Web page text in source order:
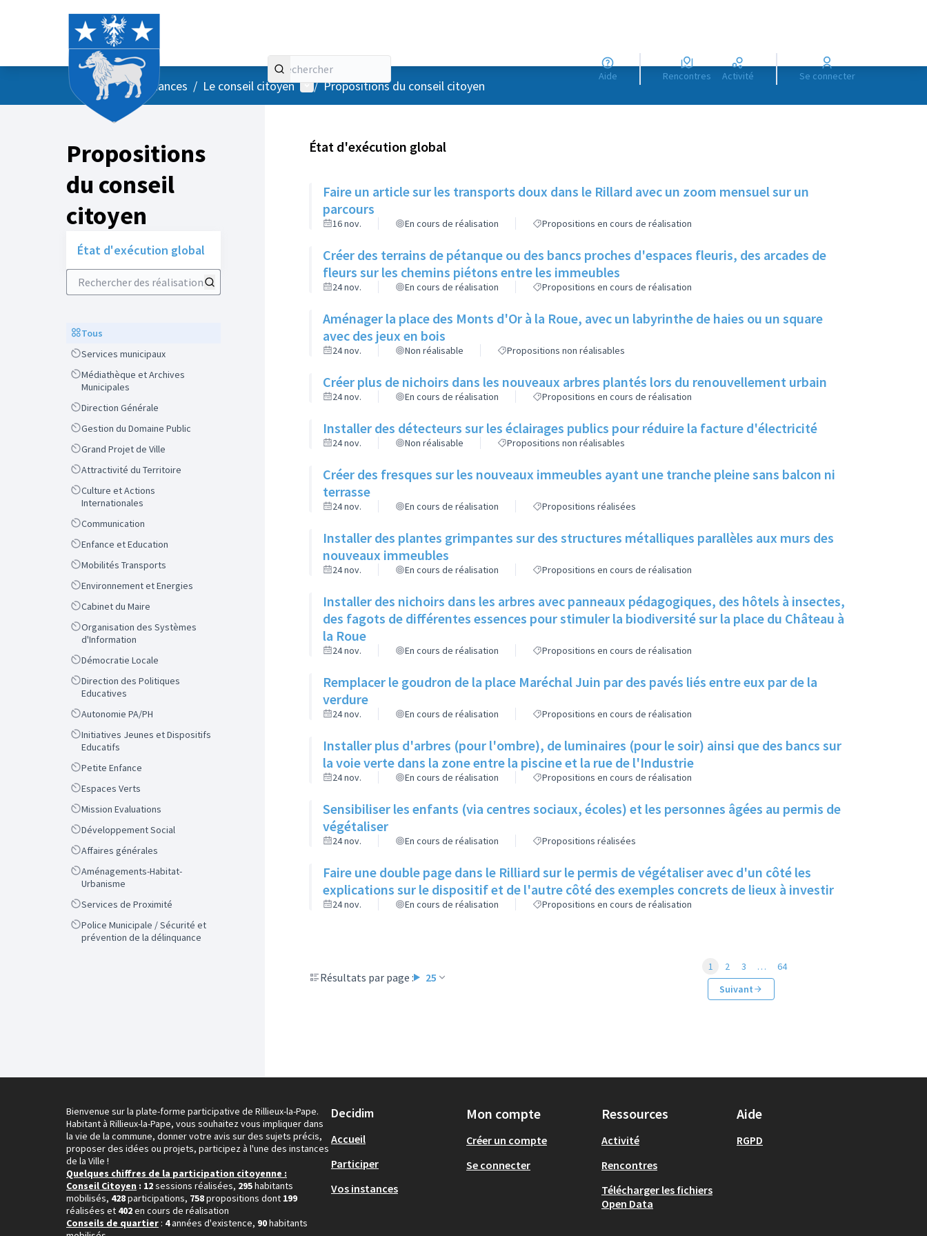
Aide Rencontres Activité Se connecter
AccueilMenu principal
/ Vos instances / Le conseil citoyen Menu utilisateur
/ Propositions du conseil citoyen
Propositions
du conseil
citoyen
État d'exécution global
Rechercher des réalisations
ScopeTous
ScopeServices municipaux
Scope
Médiathèque et Archives
Municipales
ScopeDirection Générale
ScopeGestion du Domaine Public
ScopeGrand Projet de Ville
ScopeAttractivité du Territoire
Scope
Culture et Actions
Internationales
ScopeCommunication
ScopeEnfance et Education
ScopeMobilités Transports
ScopeEnvironnement et Energies
ScopeCabinet du Maire
Scope
Organisation des Systèmes
d'Information
ScopeDémocratie Locale
Scope
Direction des Politiques
Educatives
ScopeAutonomie PA/PH
Scope
Initiatives Jeunes et Dispositifs
Educatifs
ScopePetite Enfance
ScopeEspaces Verts
ScopeMission Evaluations
ScopeDéveloppement Social
ScopeAffaires générales
Scope
Aménagements-Habitat-
Urbanisme
ScopeServices de Proximité
Scope
Police Municipale / Sécurité et
prévention de la délinquance
État d'exécution global
Faire un article sur les transports doux dans le Rillard avec un zoom mensuel sur un
parcours
16 nov. En cours de réalisation Propositions en cours de réalisation
Créer des terrains de pétanque ou des bancs proches d'espaces fleuris, des arcades de
fleurs sur les chemins piétons entre les immeubles
24 nov. En cours de réalisation Propositions en cours de réalisation
Aménager la place des Monts d'Or à la Roue, avec un labyrinthe de haies ou un square
avec des jeux en bois
24 nov. Non réalisable Propositions non réalisables
Créer plus de nichoirs dans les nouveaux arbres plantés lors du renouvellement urbain
24 nov. En cours de réalisation Propositions en cours de réalisation
Installer des détecteurs sur les éclairages publics pour réduire la facture d'électricité
24 nov. Non réalisable Propositions non réalisables
Créer des fresques sur les nouveaux immeubles ayant une tranche pleine sans balcon ni
terrasse
24 nov. En cours de réalisation Propositions réalisées
Installer des plantes grimpantes sur des structures métalliques parallèles aux murs des
nouveaux immeubles
24 nov. En cours de réalisation Propositions en cours de réalisation
Installer des nichoirs dans les arbres avec panneaux pédagogiques, des hôtels à insectes,
des fagots de différentes essences pour stimuler la biodiversité sur la place du Château à
la Roue
24 nov. En cours de réalisation Propositions en cours de réalisation
Remplacer le goudron de la place Maréchal Juin par des pavés liés entre eux par de la
verdure
24 nov. En cours de réalisation Propositions en cours de réalisation
Installer plus d'arbres (pour l'ombre), de luminaires (pour le soir) ainsi que des bancs sur
la voie verte dans la zone entre la piscine et la rue de l'Industrie
24 nov. En cours de réalisation Propositions en cours de réalisation
Sensibiliser les enfants (via centres sociaux, écoles) et les personnes âgées au permis de
végétaliser
24 nov. En cours de réalisation Propositions réalisées
Faire une double page dans le Rilliard sur le permis de végétaliser avec d'un côté les
explications sur le dispositif et de l'autre côté des exemples concrets de lieux à investir
24 nov. En cours de réalisation Propositions en cours de réalisation
Résultats par page : 25
1 2 3 …
64
Suivant
Bienvenue sur la plate-forme participative de Rillieux-la-Pape.
Habitant à Rillieux-la-Pape, vous souhaitez vous impliquer dans
la vie de la commune, donner votre avis sur des sujets précis,
proposer des idées ou projets, participez à l'une des instances
de la Ville !
Quelques chiffres de la participation citoyenne :
Conseil Citoyen : 12sessions réalisées, 295habitants
mobilisés, 428participations, 758propositions dont 199
réalisées et 402en cours de réalisation
Conseils de quartier : 4années d'existence, 90habitants
Decidim
Accueil
Participer
Vos instances
Mon compte
Créer un compte
Se connecter
Ressources
Activité
Rencontres
Télécharger les fichiers
Open Data
Aide
RGPD